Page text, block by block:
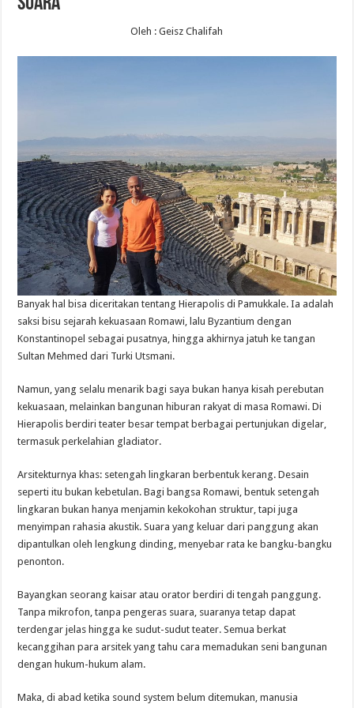
Oleh : Geisz Chalifah
Banyak hal bisa diceritakan tentang Hierapolis di Pamukkale. Ia adalah
saksi bisu sejarah kekuasaan Romawi, lalu Byzantium dengan
Konstantinopel sebagai pusatnya, hingga akhirnya jatuh ke tangan
Sultan Mehmed dari Turki Utsmani.
Namun, yang selalu menarik bagi saya bukan hanya kisah perebutan
kekuasaan, melainkan bangunan hiburan rakyat di masa Romawi. Di
Hierapolis berdiri teater besar tempat berbagai pertunjukan digelar,
termasuk perkelahian gladiator.
Arsitekturnya khas: setengah lingkaran berbentuk kerang. Desain
seperti itu bukan kebetulan. Bagi bangsa Romawi, bentuk setengah
lingkaran bukan hanya menjamin kekokohan struktur, tapi juga
menyimpan rahasia akustik. Suara yang keluar dari panggung akan
dipantulkan oleh lengkung dinding, menyebar rata ke bangku-bangku
penonton.
Bayangkan seorang kaisar atau orator berdiri di tengah panggung.
Tanpa mikrofon, tanpa pengeras suara, suaranya tetap dapat
terdengar jelas hingga ke sudut-sudut teater. Semua berkat
kecanggihan para arsitek yang tahu cara memadukan seni bangunan
dengan hukum-hukum alam.
Maka, di abad ketika sound system belum ditemukan, manusia